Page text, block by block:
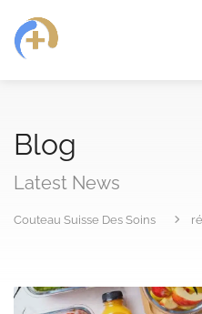
Blog
Latest News
Couteau Suisse Des Soins